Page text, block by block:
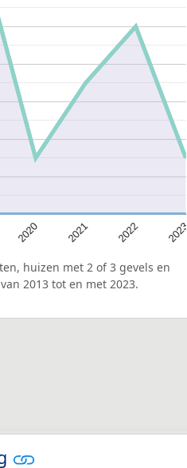
2020 2021 2022 2023
huizen met 2 of 3 gevels en
2013 tot en met 2023.